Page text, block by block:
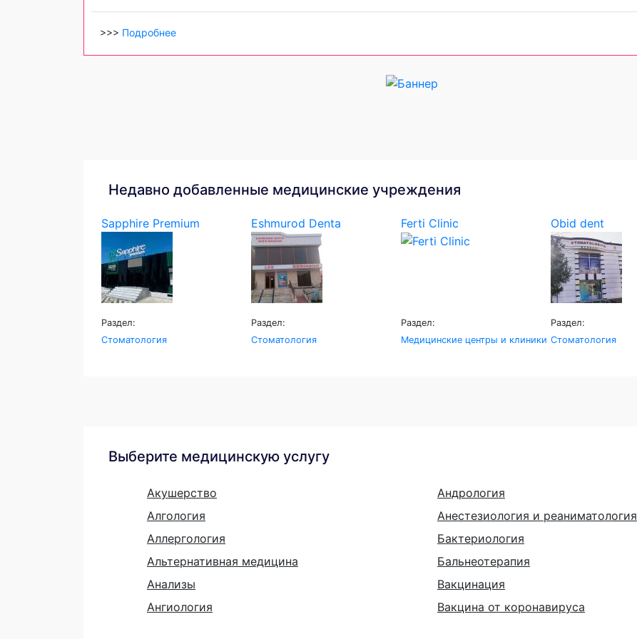
>>> Подробнее
Недавно добавленные медицинские учреждения
Sapphire Premium
Раздел:
Стоматология
Eshmurod Denta
Раздел:
Стоматология
Ferti Clinic
Раздел:
Медицинские центры и клиники
Obid dent
Раздел:
Стоматология
Выберите медицинскую услугу
Акушерство
Алгология
Аллергология
Альтернативная медицина
Анализы
Ангиология
Андрология
Анестезиология и реаниматология
Бактериология
Бальнеотерапия
Вакцинация
Вакцина от коронавируса